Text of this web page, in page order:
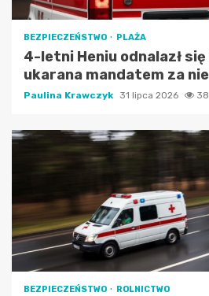
BEZPIECZEŃSTWO PLAŻA
4-letni Heniu odnalazł
ukarana mandatem za
Paulina Krawczyk 31 lipca 2026 38
BEZPIECZEŃSTWO ROLNICTWO